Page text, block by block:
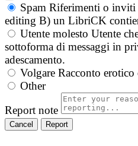
Spam Riferimenti o inviti
editing B) un LibriCK
Utente molesto Utente
sottoforma di messaggi in
adescamento.
Volgare Racconto erotico
Other
Report note
Report